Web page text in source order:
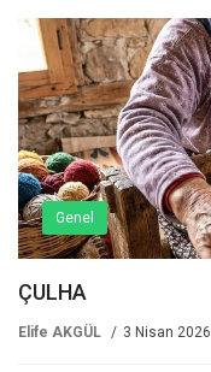
Genel
ÇULHA
Elife AKGÜL 3 Nisan 2026